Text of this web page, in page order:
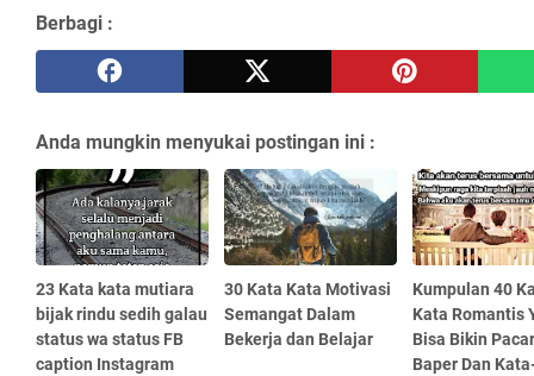
Berbagi :
Anda mungkin menyukai postingan ini :
23 Kata kata mutiara
bijak rindu sedih galau
status wa status FB
caption Instagram
30 Kata Kata Motivasi
Semangat Dalam
Bekerja dan Belajar
Kumpulan 40
Kata Romantis
Bisa Bikin
Baper Dan